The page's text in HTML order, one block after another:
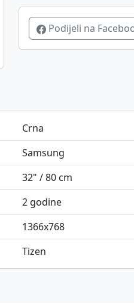
Podijeli na
Crna
Samsung
32" / 80 cm
2 godine
1366x768
Tizen